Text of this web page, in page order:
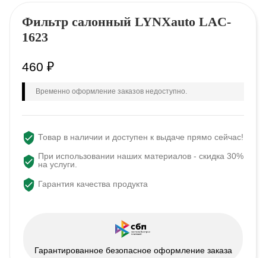
Фильтр салонный LYNXauto LAC-
1623
460 ₽
Временно оформление заказов недоступно.
Товар в наличии и доступен к выдаче прямо сейчас!
При использовании наших материалов - скидка 30%
на услуги.
Гарантия качества продукта
Гарантированное безопасное оформление заказа